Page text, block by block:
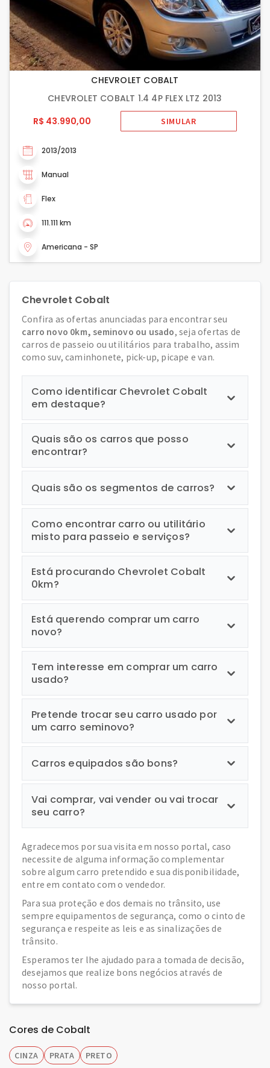
CHEVROLET COBALT
CHEVROLET COBALT 1.4 4P FLEX LTZ 2013
R$ 43.990,00
SIMULAR
2013/2013
Manual
Flex
111.111 km
Americana - SP
Chevrolet Cobalt
Confira as ofertas anunciadas para encontrar seu
carro novo 0km, seminovo ou usado, seja ofertas de
carros de passeio ou utilitários para trabalho, assim
como suv, caminhonete, pick-up, picape e van.
Como identificar Chevrolet Cobalt
em destaque?
Quais são os carros que posso
encontrar?
Quais são os segmentos de carros?
Como encontrar carro ou utilitário
misto para passeio e serviços?
Está procurando Chevrolet Cobalt
0km?
Está querendo comprar um carro
novo?
Tem interesse em comprar um carro
usado?
Pretende trocar seu carro usado por
um carro seminovo?
Carros equipados são bons?
Vai comprar, vai vender ou vai trocar
seu carro?
Agradecemos por sua visita em nosso portal, caso
necessite de alguma informação complementar
sobre algum carro pretendido e sua disponibilidade,
entre em contato com o vendedor.
Para sua proteção e dos demais no trânsito, use
sempre equipamentos de segurança, como o cinto de
segurança e respeite as leis e as sinalizações de
trânsito.
Esperamos ter lhe ajudado para a tomada de decisão,
desejamos que realize bons negócios através de
nosso portal.
Cores de Cobalt
CINZA PRATA PRETO